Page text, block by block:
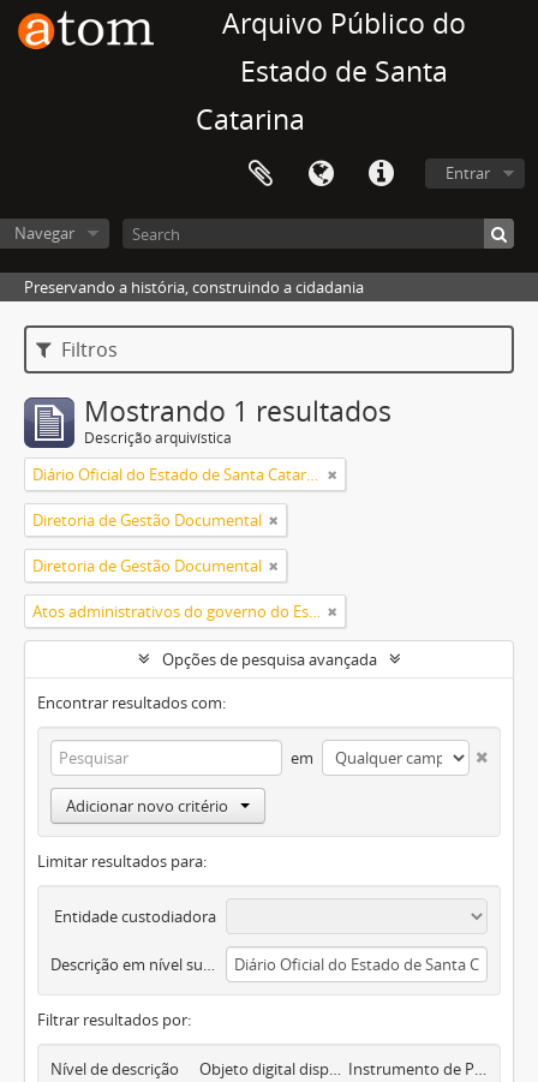
Arquivo Público do
Estado de Santa
Catarina
Entrar
Navegar
Preservando a história, construindo a cidadania
Filtros
Mostrando 1 resultados
Descrição arquivística
Diário Oficial do Estado de Santa Catarina
Diretoria de Gestão Documental
Diretoria de Gestão Documental
Atos administrativos do governo do Estado
Opções de pesquisa avançada
Encontrar resultados com:
em
Adicionar novo critério
Limitar resultados para:
Entidade custodiadora
Descrição em nível superior
Filtrar resultados por:
Nível de descrição Objeto digital disponível Instrumento de Pesquisa